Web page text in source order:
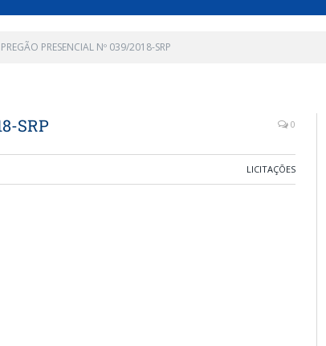
PREGÃO PRESENCIAL Nº 039/2018-SRP
SRP 0
LICITAÇÕES